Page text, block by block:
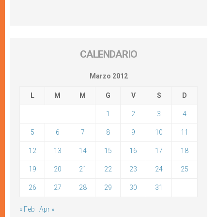
CALENDARIO
Marzo 2012
L M M G V S D
1 2 3 4
5 6 7 8 9 10 11
12 13 14 15 16 17 18
19 20 21 22 23 24 25
26 27 28 29 30 31
« Feb Apr »